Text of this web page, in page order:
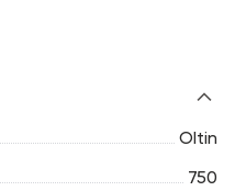
Oltin
750